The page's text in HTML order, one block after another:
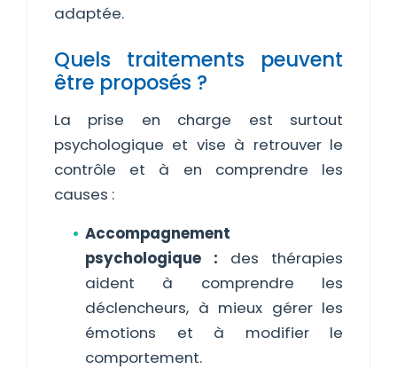
adaptée.
Quels traitements peuvent
être proposés ?
La prise en charge est surtout
psychologique et vise à retrouver le
contrôle et à en comprendre les
causes :
Accompagnement
psychologique : des thérapies
aident à comprendre les
déclencheurs, à mieux gérer les
émotions et à modifier le
comportement.